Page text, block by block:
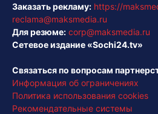
Заказать рекламу: https://
reclama@maksmedia.ru
Для резюме: corp@maksmedia.ru
Сетевое издание «Sochi24.tv»
Связаться по вопросам
Информация об ограничениях
Политика использования cookies
Рекомендательные системы